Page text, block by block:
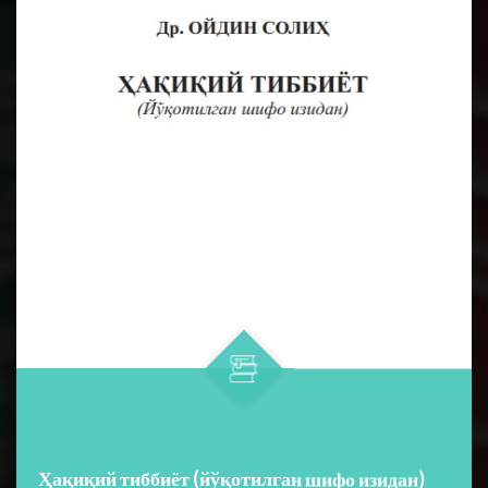
Ҳақиқий тиббиёт (йўқотилган шифо изидан)